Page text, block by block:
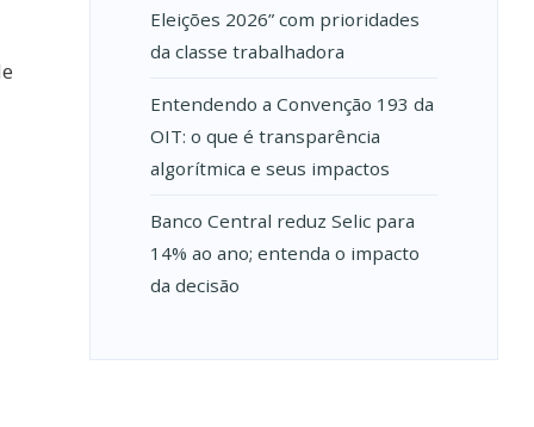
Eleições 2026” com prioridades
da classe trabalhadora
Entendendo a Convenção 193 da
OIT: o que é transparência
algorítmica e seus impactos
Banco Central reduz Selic para
14% ao ano; entenda o impacto
da decisão